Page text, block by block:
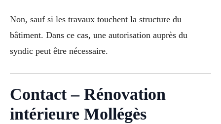
Non, sauf si les travaux touchent la structure du
bâtiment. Dans ce cas, une autorisation auprès du
syndic peut être nécessaire.
Contact – Rénovation
intérieure Mollégès